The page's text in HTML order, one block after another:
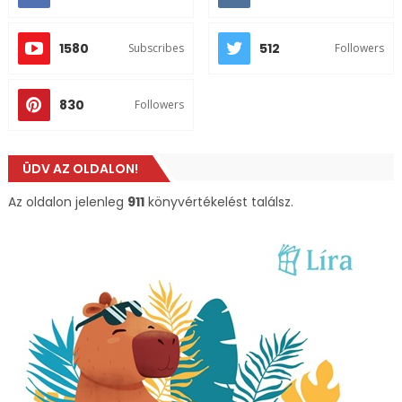
1580 Subscribes 512 Followers
830 Followers
ÜDV AZ OLDALON!
Az oldalon jelenleg 911könyvértékelést találsz.